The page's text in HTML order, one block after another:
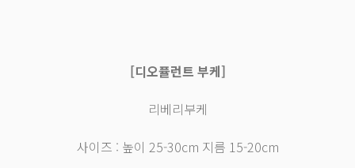
[디오퓰런트 부케]
리베리부케
사이즈 : 높이 25-30cm 지름 15-20cm